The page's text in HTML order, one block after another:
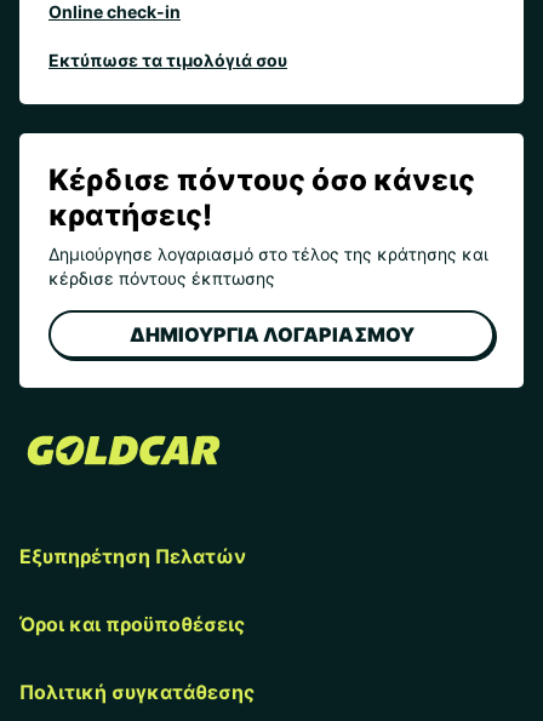
Online check-in
Εκτύπωσε τα τιμολόγιά σου
Κέρδισε πόντους όσο κάνεις
κρατήσεις!
Δημιούργησε λογαριασμό στο τέλος της κράτησης και
κέρδισε πόντους έκπτωσης
ΔΗΜΙΟΥΡΓΙΑ ΛΟΓΑΡΙΑΣΜΟΥ
Εξυπηρέτηση Πελατών
Όροι και προϋποθέσεις
Πολιτική συγκατάθεσης